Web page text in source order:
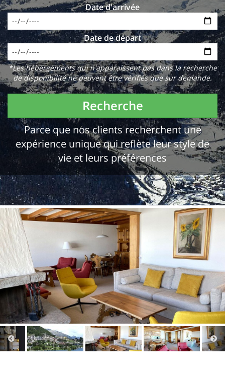
Date d'arrivée
Date de départ
*Les hébergements qui n'apparaissent pas dans la recherche
de disponibilité ne peuvent être vérifiés que sur demande.
Recherche
Parce que nos clients recherchent une
expérience unique qui reflète leur style de
vie et leurs préférences